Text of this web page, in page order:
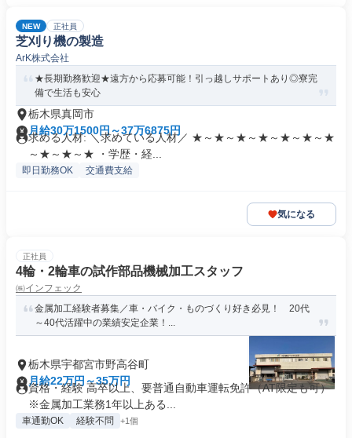
NEW 正社員
芝刈り機の製造
ArK株式会社
★長期勤務歓迎★遠方から応募可能！引っ越しサポートあり◎寮完
備で生活も安心
栃木県真岡市
月給30万1500円～37万6875円
求める人材: ＼求めている人材／ ★～★～★～★～★～★～★
～★～★～★ ・学歴・経...
即日勤務OK 交通費支給
気になる
正社員
4輪・2輪車の試作部品機械加工スタッフ
㈱インフェック
金属加工経験者募集／車・バイク・ものづくり好き必見！ 20代
～40代活躍中の業績安定企業！...
栃木県宇都宮市野高谷町
月給22万円～35万円
資格・経験 高卒以上、要普通自動車運転免許（AT限定も可）
※金属加工業務1年以上ある...
車通勤OK 経験不問 +1個